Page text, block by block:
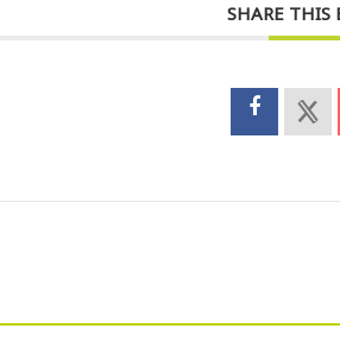
SHARE THIS